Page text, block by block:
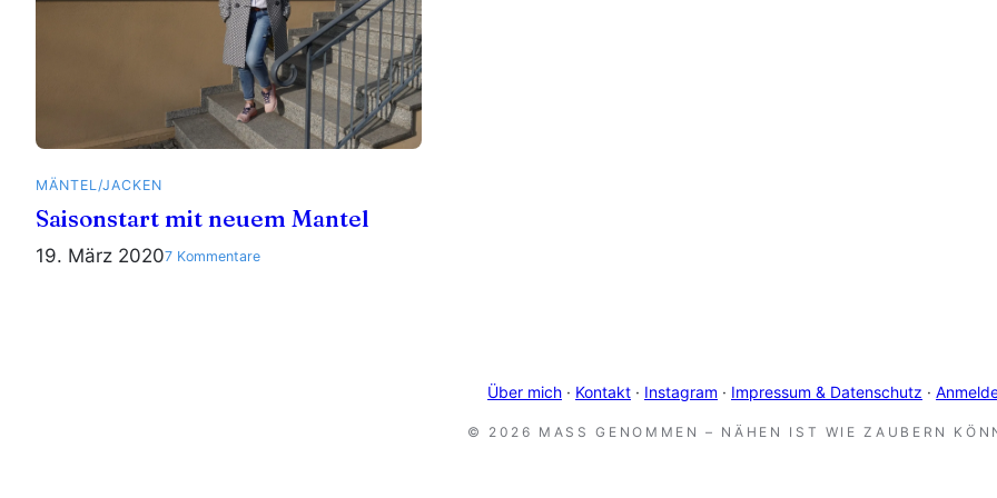
MÄNTEL/JACKEN
Saisonstart mit neuem Mantel
19. März 20207 Kommentarezu
Über mich · Kontakt · Instagram · Impressum & Datenschutz ·
© 2026 MASS GENOMMEN – NÄHEN IST WIE ZAUBERN